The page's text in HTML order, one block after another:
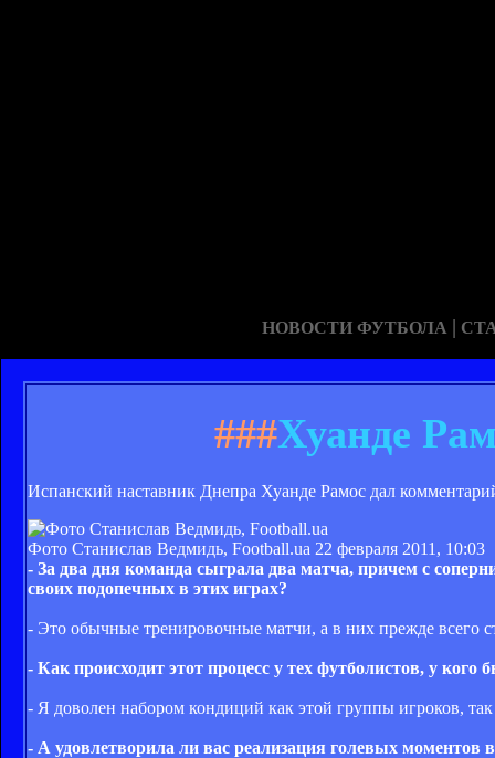
НОВОСТИ ФУТБОЛА |
###Хуанде
Испанский наставник Днепра Хуанде Рамос дал
Фото Станислав Ведмидь, Football.ua 22 февраля 2011, 10:03
- За два дня команда сыграла два матча, причем с
своих подопечных в этих играх?
- Это обычные тренировочные матчи, а в них прежде всего
- Как происходит этот процесс у тех футболистов, у
- Я доволен набором кондиций как этой группы игроков,
- А удовлетворила ли вас реализация голевых моментов